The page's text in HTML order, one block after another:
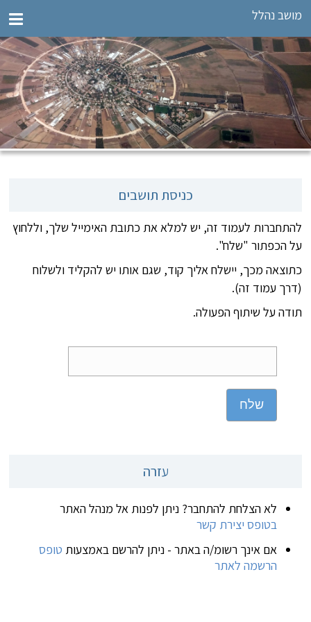
מושב נהלל
כניסת תושבים
להתחברות לעמוד זה, יש למלא את כתובת האימייל שלך, וללחוץ
על הכפתור "שלח".
כתוצאה מכך, יישלח אליך קוד, שגם אותו יש להקליד ולשלוח
(דרך עמוד זה).
תודה על שיתוף הפעולה.
שלח
עזרה
לא הצלחת להתחבר? ניתן לפנות אל מנהל האתר
בטופס יצירת קשר
אם אינך רשומ/ה באתר - ניתן להרשם באמצעות טופס
הרשמה לאתר